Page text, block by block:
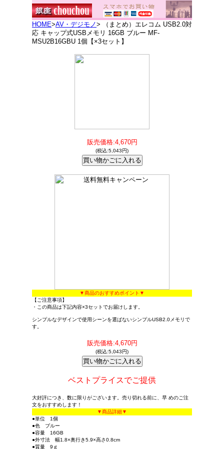
HOME>AV・デジモノ> （まとめ）エレコム USB2.0対
応 キャップ式USBメモリ 16GB ブルー MF-
MSU2B16GBU 1個【×3セット】
販売価格:4,670円
(税込:5,043円)
▼商品のおすすめポイント▼
【ご注意事項】
・この商品は下記内容×3セットでお届けします。
シンプルなデザインで使用シーンを選ばないシンプルUSB2.0メモリで
す。
販売価格:4,670円
(税込:5,043円)
ベストプライスでご提供
大好評につき、数に限りがございます。売り切れる前に、早 めのご注
文をおすすめします！
▼商品詳細▼
●単位 1個
●色 ブルー
●容量 16GB
●外寸法 幅1.8×奥行き5.9×高さ0.8cm
●質量 9ｇ